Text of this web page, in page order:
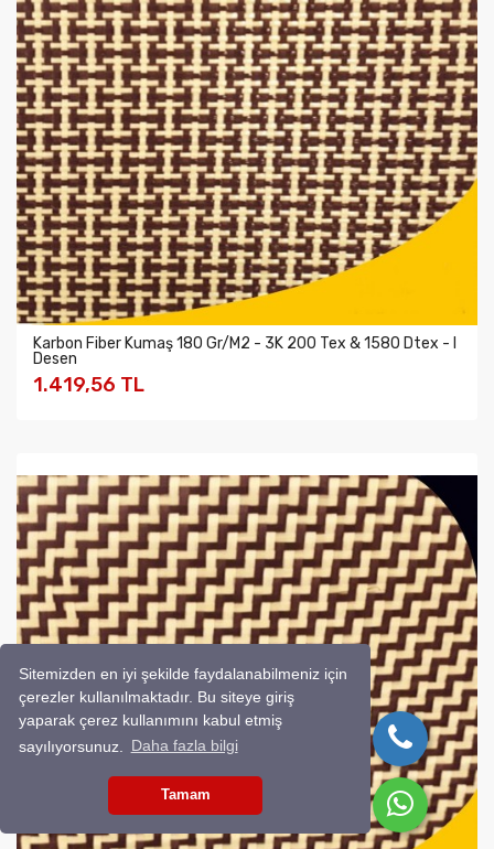
Sitemizden en iyi şekilde faydalanabilmeniz için
çerezler kullanılmaktadır. Bu siteye giriş
yaparak çerez kullanımını kabul etmiş
sayılıyorsunuz.
Daha fazla bilgi
Tamam
Karbon Fiber Kumaş 180 Gr/m2 - 3K 200 Tex & 1580 Dtex - I
Desen
1.419,56 TL